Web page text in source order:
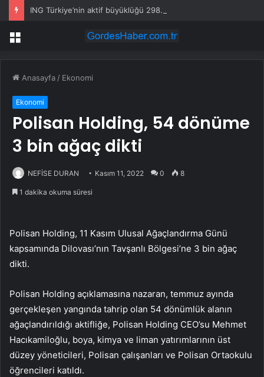
ING Türkiye’nin aktif büyüklüğü 298.1 milyar TL’ye ulaştı
Menü
Anasayfa / Ekonomi
Ekonomi
Polisan Holding, 54 dönüme
3 bin ağaç dikti
NEFİSE DURAN Kasım 11, 2022 0 8
1 dakika okuma süresi
Polisan Holding, 11 Kasım Ulusal Ağaçlandırma Günü
kapsamında Dilovası’nın Tavşanlı Bölgesi’ne 3 bin ağaç
dikti.
Polisan Holding açıklamasına nazaran, temmuz ayında
gerçekleşen yangında tahrip olan 54 dönümlük alanın
ağaçlandırıldığı aktifliğe, Polisan Holding CEO’su Mehmet
Hacıkamiloğlu, boya, kimya ve liman yatırımlarının üst
düzey yöneticileri, Polisan çalışanları ve Polisan Ortaokulu
öğrencileri katıldı.